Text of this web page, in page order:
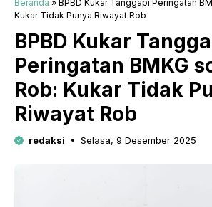
Beranda » BPBD Kukar Tanggapi Peringatan
Kukar Tidak Punya Riwayat Rob
BPBD Kukar
Peringatan BMKG
Rob: Kukar Tidak
Riwayat Rob
redaksi Selasa, 9 Desember 2025